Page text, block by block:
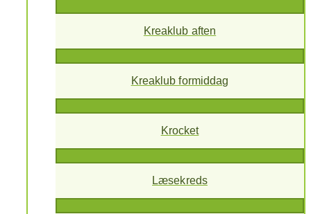
Kreaklub aften
Kreaklub formiddag
Krocket
Læsekreds